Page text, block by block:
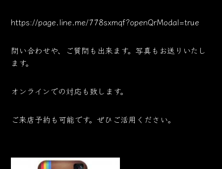
https://page.line.me/778sxmqf?openQrModal=true
問い合わせや、ご質問も出来ます。写真もお送りいたし
ます。
オンラインでの対応も致します。
ご来店予約も可能です。ぜひご活用ください。